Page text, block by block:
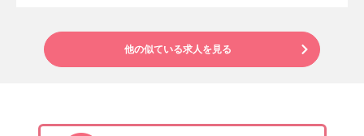
他の似ている求人を見る